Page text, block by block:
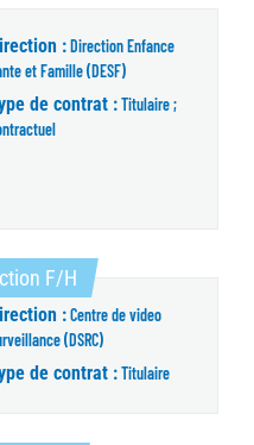
fenêtre)
:Direction Enfance
et Famille (DESF)
de contrat :Titulaire ;
F/H (Nouvelle fenêtre)
:Centre de video
(DSRC)
de contrat :Titulaire